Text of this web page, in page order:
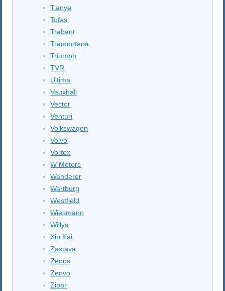
Tianye
Tofas
Trabant
Tramontana
Triumph
TVR
Ultima
Vauxhall
Vector
Venturi
Volkswagen
Volvo
Vortex
W Motors
Wanderer
Wartburg
Westfield
Wiesmann
Willys
Xin Kai
Zastava
Zenos
Zenvo
Zibar